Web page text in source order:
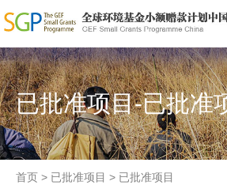
已批准项目-已批准
首页 > 已批准项目 > 已批准项目